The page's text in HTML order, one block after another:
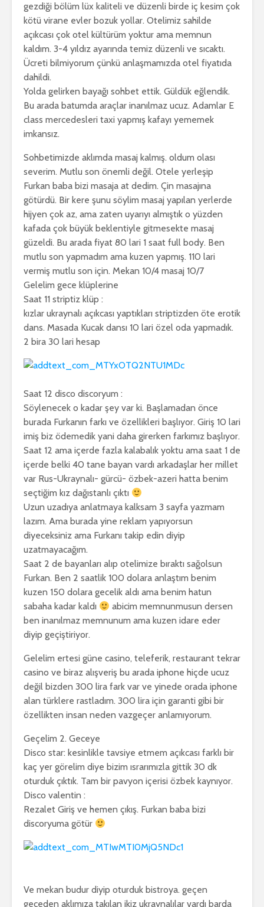
gezdiği bölüm lüx kaliteli ve düzenli birde iç kesim çok
kötü virane evler bozuk yollar. Otelimiz sahilde
açıkcası çok otel kültürüm yoktur ama memnun
kaldım. 3-4 yıldız ayarında temiz düzenli ve sıcaktı.
Ücreti bilmiyorum çünkü anlaşmamızda otel fiyatıda
dahildi.
Yolda gelirken bayağı sohbet ettik. Güldük eğlendik.
Bu arada batumda araçlar inanılmaz ucuz. Adamlar E
class mercedesleri taxi yapmış kafayı yememek
imkansız.
Sohbetimizde aklımda masaj kalmış. oldum olası
severim. Mutlu son önemli değil. Otele yerleşip
Furkan baba bizi masaja at dedim. Çin masajına
götürdü. Bir kere şunu söylim masaj yapılan yerlerde
hijyen çok az, ama zaten uyarıyı almıştık o yüzden
kafada çok büyük beklentiyle gitmesekte masaj
güzeldi. Bu arada fiyat 80 lari 1 saat full body. Ben
mutlu son yapmadım ama kuzen yapmış. 110 lari
vermiş mutlu son için. Mekan 10/4 masaj 10/7
Gelelim gece klüplerine
Saat 11 striptiz klüp :
kızlar ukraynalı açıkcası yaptıkları striptizden öte erotik
dans. Masada Kucak dansı 10 lari özel oda yapmadık.
2 bira 30 lari hesap
Saat 12 disco discoryum :
Söylenecek o kadar şey var ki. Başlamadan önce
burada Furkanın farkı ve özellikleri başlıyor. Giriş 10 lari
imiş biz ödemedik yani daha girerken farkımız başlıyor.
Saat 12 ama içerde fazla kalabalık yoktu ama saat 1 de
içerde belki 40 tane bayan vardı arkadaşlar her millet
var Rus-Ukraynalı- gürcü- özbek-azeri hatta benim
seçtiğim kız dağıstanlı çıktı
Uzun uzadıya anlatmaya kalksam 3 sayfa yazmam
lazım. Ama burada yine reklam yapıyorsun
diyeceksiniz ama Furkanı takip edin diyip
uzatmayacağım.
Saat 2 de bayanları alıp otelimize bıraktı sağolsun
Furkan. Ben 2 saatlik 100 dolara anlaştım benim
kuzen 150 dolara gecelik aldı ama benim hatun
sabaha kadar kaldı
abicim memnunmusun dersen
ben inanılmaz memnunum ama kuzen idare eder
diyip geçiştiriyor.
Gelelim ertesi güne casino, teleferik, restaurant tekrar
casino ve biraz alışveriş bu arada iphone hiçde ucuz
değil bizden 300 lira fark var ve yinede orada iphone
alan türklere rastladım. 300 lira için garanti gibi bir
özellikten insan neden vazgeçer anlamıyorum.
Geçelim 2. Geceye
Disco star: kesinlikle tavsiye etmem açıkcası farklı bir
kaç yer görelim diye bizim ısrarımızla gittik 30 dk
oturduk çıktık. Tam bir pavyon içerisi özbek kaynıyor.
Disco valentin :
Rezalet Giriş ve hemen çıkış. Furkan baba bizi
discoryuma götür
Ve mekan budur diyip oturduk bistroya. geçen
geceden aklımıza takılan ikiz ukraynalılar vardı barda